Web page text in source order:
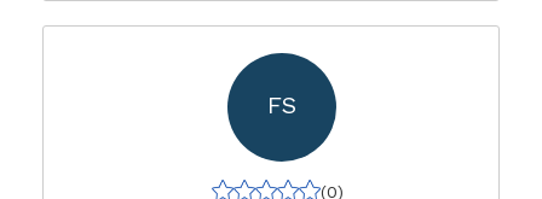
FS
(0)